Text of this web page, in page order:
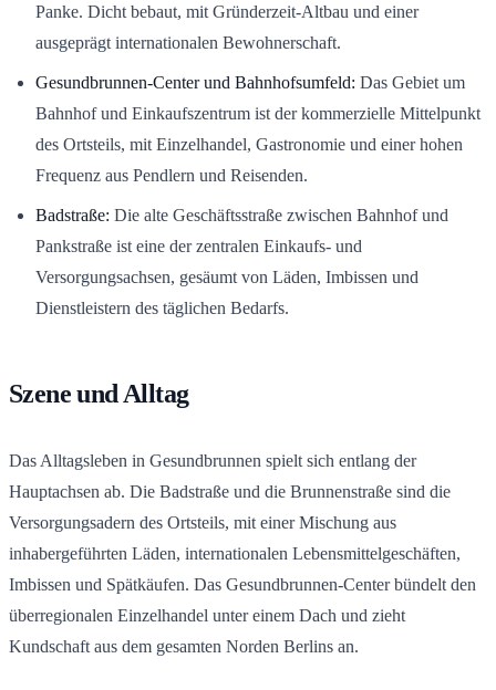
Panke. Dicht bebaut, mit Gründerzeit-Altbau und einer
ausgeprägt internationalen Bewohnerschaft.
Gesundbrunnen-Center und Bahnhofsumfeld: Das Gebiet um
Bahnhof und Einkaufszentrum ist der kommerzielle Mittelpunkt
des Ortsteils, mit Einzelhandel, Gastronomie und einer hohen
Frequenz aus Pendlern und Reisenden.
Badstraße: Die alte Geschäftsstraße zwischen Bahnhof und
Pankstraße ist eine der zentralen Einkaufs- und
Versorgungsachsen, gesäumt von Läden, Imbissen und
Dienstleistern des täglichen Bedarfs.
Szene und Alltag
Das Alltagsleben in Gesundbrunnen spielt sich entlang der
Hauptachsen ab. Die Badstraße und die Brunnenstraße sind die
Versorgungsadern des Ortsteils, mit einer Mischung aus
inhabergeführten Läden, internationalen Lebensmittelgeschäften,
Imbissen und Spätkäufen. Das Gesundbrunnen-Center bündelt den
überregionalen Einzelhandel unter einem Dach und zieht
Kundschaft aus dem gesamten Norden Berlins an.